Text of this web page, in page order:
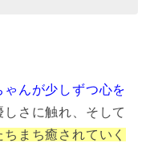
ゃんが少しずつ心を
さに触れ、そして
まち癒されていく